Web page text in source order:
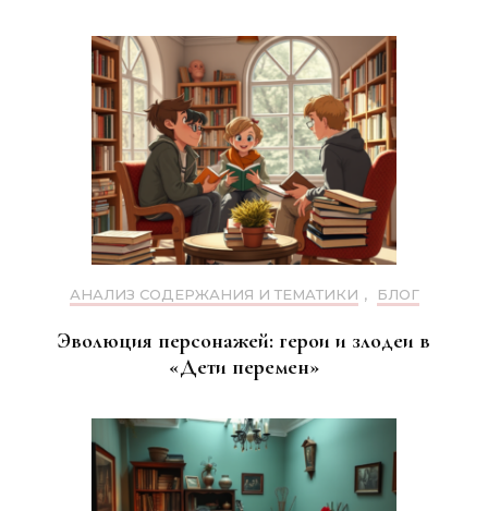
АНАЛИЗ СОДЕРЖАНИЯ И ТЕМАТИКИ , БЛОГ
Эволюция персонажей: герои и злодеи в
«Дети перемен»